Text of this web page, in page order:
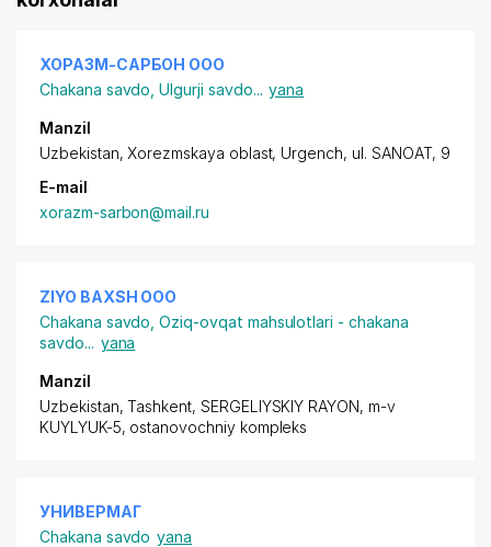
ХОРАЗМ-САРБОН ООО
Chakana savdo ,Ulgurji savdo... yana
Manzil
Uzbekistan, Xorezmskaya oblast, Urgench, ul. SANOAT, 9
E-mail
xorazm-sarbon@mail.ru
ZIYO BAXSH ООО
Chakana savdo ,Oziq-ovqat mahsulotlari - chakana
savdo... yana
Manzil
Uzbekistan, Tashkent, SERGELIYSKIY RAYON, m-v
KUYLYUK-5, ostanovochniy kompleks
УНИВЕРМАГ
Chakana savdo yana